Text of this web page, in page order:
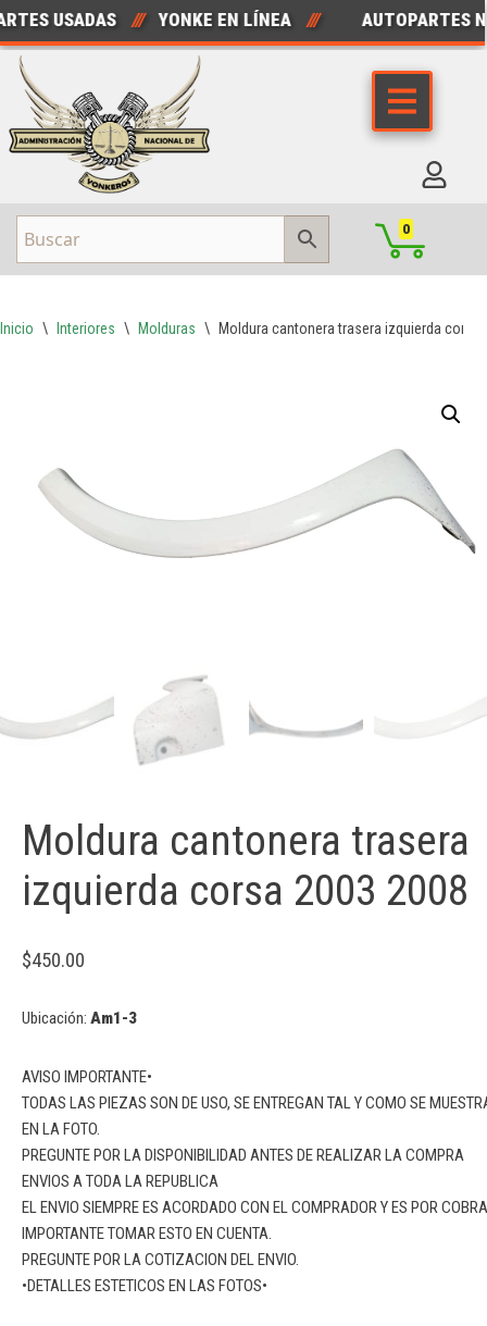
Saltar
al
contenido
USADAS /// YONKE EN LÍNEA /// AUTOPARTES
0
Inicio \ Interiores \ Molduras \ Moldura cantonera trasera izquierda corsa
Moldura cantonera trasera
izquierda corsa 2003 2008
$450.00
Ubicación: Am1-3
AVISO IMPORTANTE•
TODAS LAS PIEZAS SON DE USO, SE ENTREGAN TAL Y COMO SE
EN LA FOTO.
PREGUNTE POR LA DISPONIBILIDAD ANTES DE REALIZAR LA COMPRA
ENVIOS A TODA LA REPUBLICA
EL ENVIO SIEMPRE ES ACORDADO CON EL COMPRADOR Y ES POR
IMPORTANTE TOMAR ESTO EN CUENTA.
PREGUNTE POR LA COTIZACION DEL ENVIO.
•DETALLES ESTETICOS EN LAS FOTOS•